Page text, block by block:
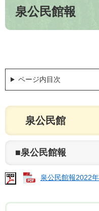
泉公民館報
ページ内目次
泉公民館
■泉公民館報
泉公民館報2022